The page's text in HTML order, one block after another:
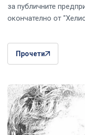
за публичните
окончателно от
Прочети